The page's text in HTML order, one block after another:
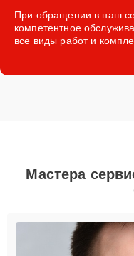
При обращении в наш
компетентное
все виды работ и
Мастера